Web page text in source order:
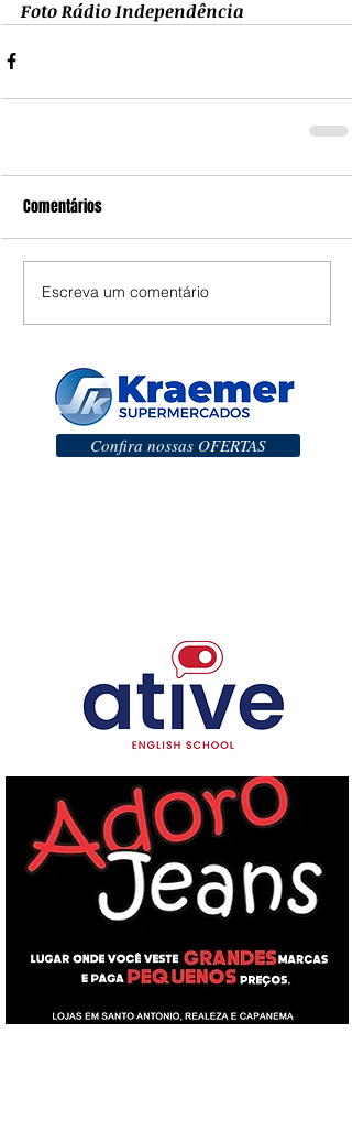
Foto Rádio Independência
Comentários
Escreva um comentário
Confira nossas OFERTAS